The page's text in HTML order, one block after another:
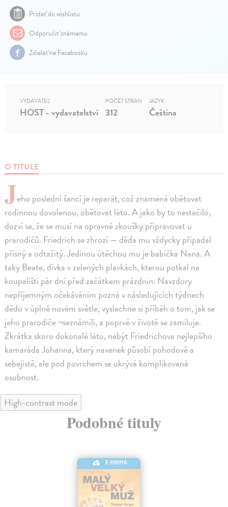
Pridať do wishlistu
Odporučiť známemu
Zdielať na Facebooku
O TITULE
Jeho poslední šancí je reparát, což znamená obětovat
rodinnou dovolenou, obětovat léto. A jako by to nestačilo,
dozví se, že se musí na opravné zkoušky připravovat u
prarodičů. Friedrich se zhrozí — děda mu vždycky připadal
přísný a odtažitý. Jedinou útěchou mu je babička Nana. A
taky Beate, dívka v zelených plavkách, kterou potkal na
koupališti pár dní před začátkem prázdnin. Navzdory
nepříjemným očekáváním pozná v následujících týdnech
dědu v úplně novém světle, vyslechne si příběh o tom, jak se
jeho prarodiče ¬seznámili, a poprvé v životě se zamiluje.
Zkrátka skoro dokonalé léto, nebýt Friedrichova nejlepšího
kamaráda Johanna, který navenek působí pohodově a
sebejistě, ale pod povrchem se ukrývá komplikovaná
osobnost.
VYDAVATEĽ
HOST - vydavatelství
POČET STRÁN
312
JAZYK
Čeština
High-contrast mode
Podobné tituly
E-KNIHA